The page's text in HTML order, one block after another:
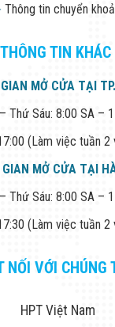
Thông tin chuyển
THÔNG TIN KHÁC
MỞ CỬA TẠI
Thứ Sáu: 8:00 SA –
(Làm việc tuần 2
MỞ CỬA TẠI
Thứ Sáu: 8:00 SA –
(Làm việc tuần 2
NỐI VỚI CHÚNG
HPT Việt Nam